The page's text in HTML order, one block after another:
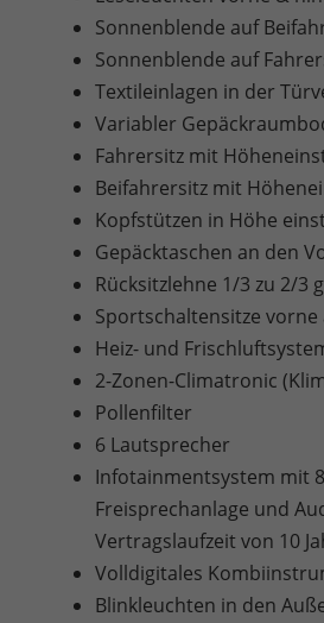
Sonnenblende auf
Sonnenblende auf
Textileinlagen in der
Variabler
Fahrersitz mit
Beifahrersitz mit
Kopfstützen in Höhe
Gepäcktaschen an den
Rücksitzlehne 1/3 zu 2/3
Sportschaltensitze
Heiz- und
2-Zonen-Climatronic
Pollenfilter
6 Lautsprecher
Infotainmentsystem mit
Freisprechanlage und
Vertragslaufzeit von 10
Volldigitales
Blinkleuchten in den